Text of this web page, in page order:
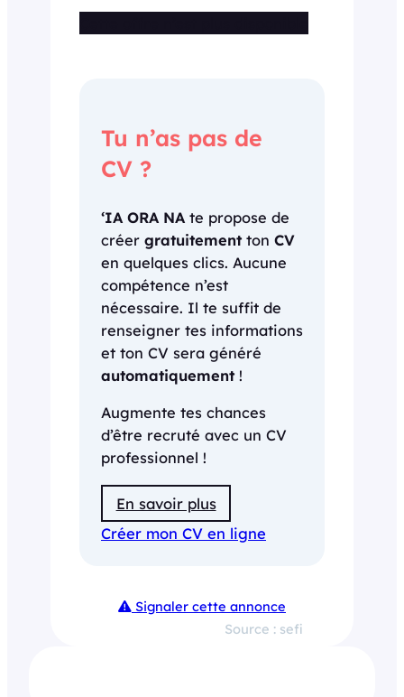
Tu n’as pas de
CV ?
‘IA ORA NA te propose de
créer gratuitementton CV
en quelques clics. Aucune
compétence n’est
nécessaire. Il te suffit de
renseigner tes informations
et ton CV sera généré
automatiquement!
Augmente tes chances
d’être recruté avec un CV
professionnel !
En savoir plus
Créer mon CV en ligne
Signaler cette annonce
Source : sefi